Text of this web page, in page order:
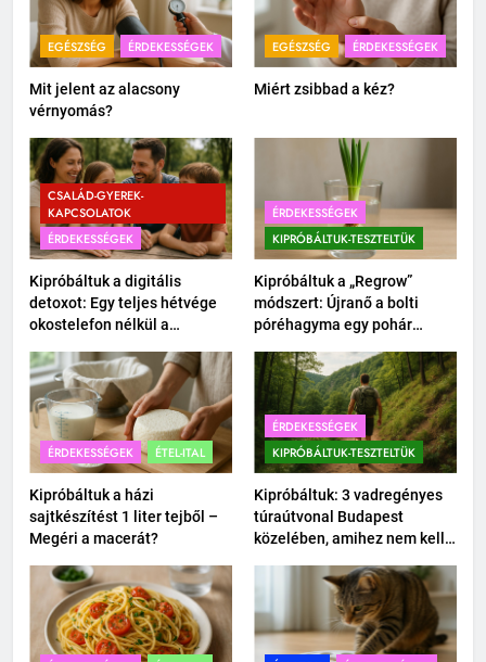
EGÉSZSÉG ÉRDEKESSÉGEK
Mit jelent az alacsony
vérnyomás?
EGÉSZSÉG ÉRDEKESSÉGEK
Miért zsibbad a kéz?
CSALÁD-GYEREK-
KAPCSOLATOK
ÉRDEKESSÉGEK
Kipróbáltuk a digitális
detoxot: Egy teljes hétvége
okostelefon nélkül a
ÉRDEKESSÉGEK
KIPRÓBÁLTUK-TESZTELTÜK
Kipróbáltuk a „Regrow”
módszert: Újranő a bolti
póréhagyma egy pohár
ÉRDEKESSÉGEK ÉTEL-ITAL
Kipróbáltuk a házi
sajtkészítést 1 liter tejből –
Megéri a macerát?
ÉRDEKESSÉGEK
KIPRÓBÁLTUK-TESZTELTÜK
Kipróbáltuk: 3 vadregényes
túraútvonal Budapest
közelében, amihez nem kell